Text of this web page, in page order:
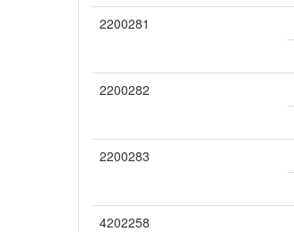
2200281
2200282
2200283
4202258